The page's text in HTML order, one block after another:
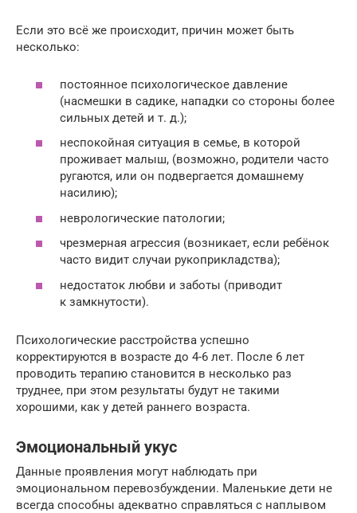
Если это всё же происходит, причин может быть
несколько:
постоянное психологическое давление
(насмешки в садике, нападки со стороны более
сильных детей и т. д.);
неспокойная ситуация в семье, в которой
проживает малыш, (возможно, родители часто
ругаются, или он подвергается домашнему
насилию);
неврологические патологии;
чрезмерная агрессия (возникает, если ребёнок
часто видит случаи рукоприкладства);
недостаток любви и заботы (приводит
к замкнутости).
Психологические расстройства успешно
корректируются в возрасте до 4-6 лет. После 6 лет
проводить терапию становится в несколько раз
труднее, при этом результаты будут не такими
хорошими, как у детей раннего возраста.
Эмоциональный укус
Данные проявления могут наблюдать при
эмоциональном перевозбуждении. Маленькие дети не
всегда способны адекватно справляться с наплывом